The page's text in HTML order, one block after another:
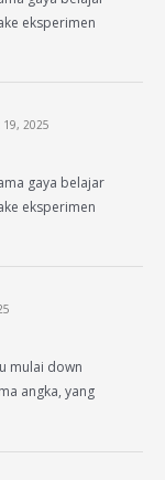
eksperimen
2025
gaya belajar
eksperimen
mulai down
angka, yang